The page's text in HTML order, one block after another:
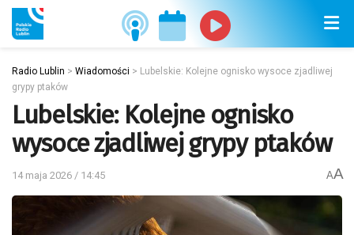
Radio Lublin > Wiadomości > Lubelskie: Kolejne ognisko wysoce zjadliwej
grypy ptaków
Lubelskie: Kolejne ognisko
wysoce zjadliwej grypy ptaków
14 maja 2026 / 14:45 AA